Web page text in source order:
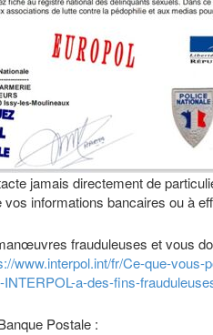
jamais directement de
informations bancaires ou à
frauduleuses et vous
www.interpol.int/fr/Ce-que-
a-des-fins-
Postale :